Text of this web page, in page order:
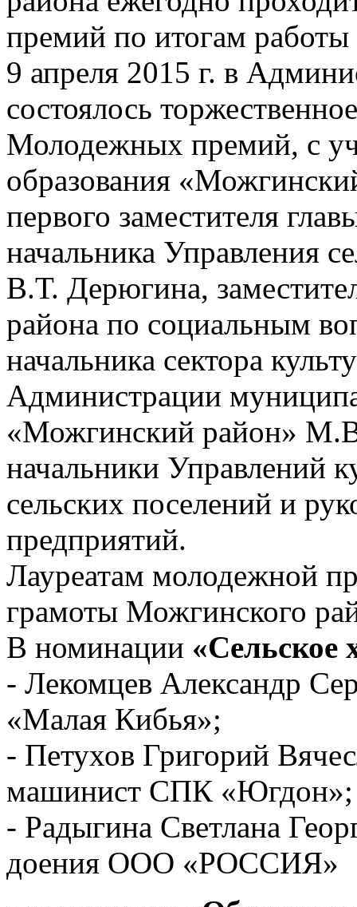
премий по итогам
9 апреля 2015 г. в
состоялось
Молодежных премий, с
образования
первого заместителя
начальника Управления
В.Т. Дерюгина,
района по социальным
начальника сектора
Администрации
«Можгинский район»
начальники Управлений
сельских поселений и
предприятий.
Лауреатам молодежной
грамоты Можгинского
В номинации «Сельское
- Лекомцев Александр
«Малая Кибья»;
- Петухов Григорий
машинист СПК «Югдон»;
- Радыгина Светлана
доения ООО «РОССИЯ»